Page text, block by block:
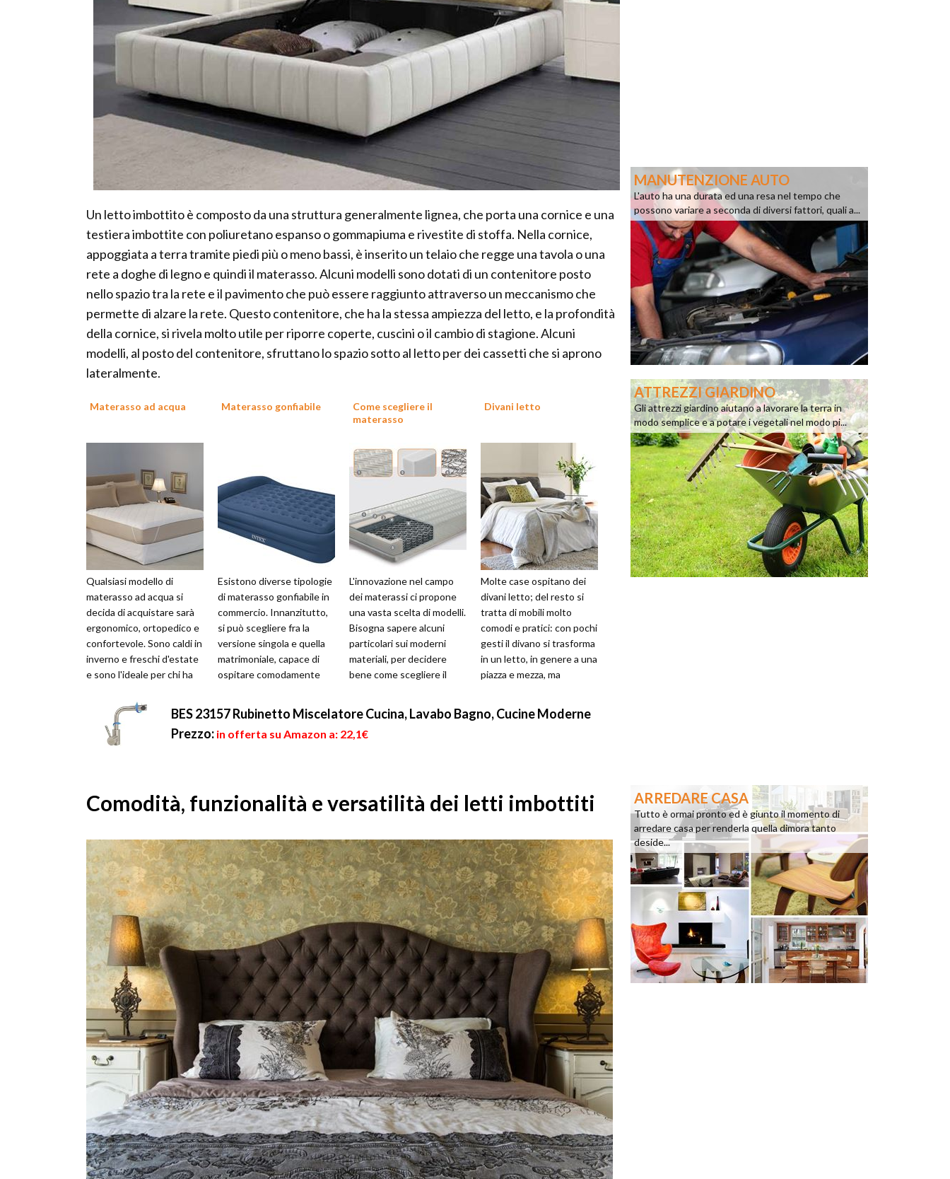
Un letto imbottito è composto da una struttura generalmente lignea, che porta una cornice e una
testiera imbottite con poliuretano espanso o gommapiuma e rivestite di stoffa. Nella cornice,
appoggiata a terra tramite piedi più o meno bassi, è inserito un telaio che regge una tavola o una
rete a doghe di legno e quindi il materasso. Alcuni modelli sono dotati di un contenitore posto
nello spazio tra la rete e il pavimento che può essere raggiunto attraverso un meccanismo che
permette di alzare la rete. Questo contenitore, che ha la stessa ampiezza del letto, e la profondità
della cornice, si rivela molto utile per riporre coperte, cuscini o il cambio di stagione. Alcuni
modelli, al posto del contenitore, sfruttano lo spazio sotto al letto per dei cassetti che si aprono
lateralmente.
Materasso ad acqua
Qualsiasi modello di
materasso ad acqua si
decida di acquistare sarà
ergonomico, ortopedico e
confortevole. Sono caldi in
inverno e freschi d'estate
e sono l'ideale per chi ha
Materasso gonfiabile
Esistono diverse tipologie
di materasso gonfiabile in
commercio. Innanzitutto,
si può scegliere fra la
versione singola e quella
matrimoniale, capace di
ospitare comodamente
Come scegliere il
materasso
L'innovazione nel campo
dei materassi ci propone
una vasta scelta di modelli.
Bisogna sapere alcuni
particolari sui moderni
materiali, per decidere
bene come scegliere il
Divani letto
Molte case ospitano dei
divani letto; del resto si
tratta di mobili molto
comodi e pratici: con pochi
gesti il divano si trasforma
in un letto, in genere a una
piazza e mezza, ma
BES 23157 Rubinetto Miscelatore Cucina, Lavabo Bagno, Cucine Moderne
Prezzo: in offerta su Amazon a: 22,1€
Comodità, funzionalità e versatilità dei letti imbottiti
MANUTENZIONE AUTO
L'auto ha una durata ed una resa nel tempo che
possono variare a seconda di diversi fattori, quali a...
ATTREZZI GIARDINO
Gli attrezzi giardino aiutano a lavorare la terra in
modo semplice e a potare i vegetali nel modo pi...
ARREDARE CASA
Tutto è ormai pronto ed è giunto il momento di
arredare casa per renderla quella dimora tanto
deside...